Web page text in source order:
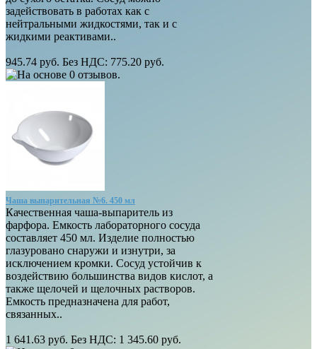
задействовать в работах как с
нейтральными жидкостями, так и с
жидкими реактивами..
945.74 руб. Без НДС: 775.20 руб.
Чаша выпарительная №6. 450 мл
Качественная чаша-выпаритель из
фарфора. Емкость лабораторного сосуда
составляет 450 мл. Изделие полностью
глазуровано снаружи и изнутри, за
исключением кромки. Сосуд устойчив к
воздействию большинства видов кислот, а
также щелочей и щелочных растворов.
Емкость предназначена для работ,
связанных..
1 641.63 руб. Без НДС: 1 345.60 руб.